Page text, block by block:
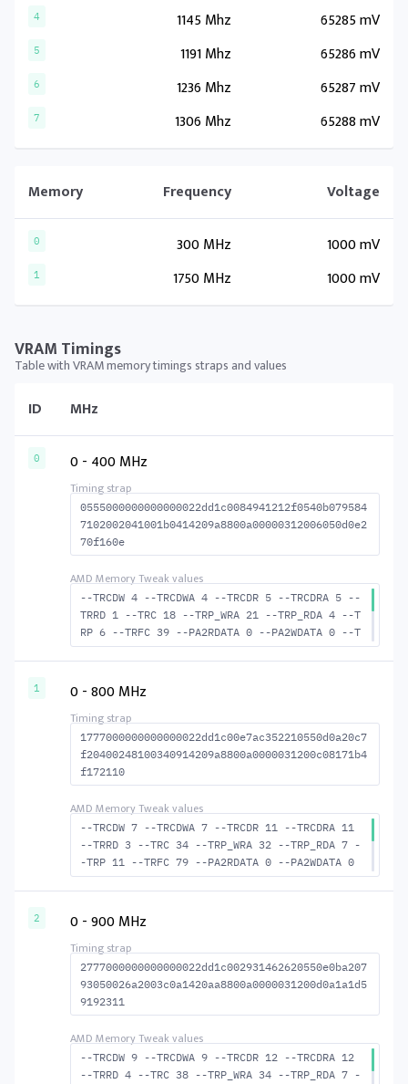
4 1145 Mhz 65285 mV
5 1191 Mhz 65286 mV
6 1236 Mhz 65287 mV
7 1306 Mhz 65288 mV
Memory Frequency Voltage
0 300 MHz 1000 mV
1 1750 MHz 1000 mV
VRAM Timings
Table with VRAM memory timings straps and values
ID MHz
0 0 - 400 MHz
0555000000000000022dd1c0084941212f0540b079584
7102002041001b0414209a8800a00000312006050d0e2
70f160e
--TRCDW 4 --TRCDWA 4 --TRCDR 5 --TRCDRA 5 --
TRRD 1 --TRC 18 --TRP_WRA 21 --TRP_RDA 4 --T
RP 6 --TRFC 39 --PA2RDATA 0 --PA2WDATA 0 --T
FAW 0 --TCRCRL 1 --TCRCWL 1 --TFAW32 2 --ACT
--RAS2RAS 39 --RP 15 --WRPLUSRP 22 --BUS_TUR
1 0 - 800 MHz
1777000000000000022dd1c00e7ac352210550d0a20c7
f20400248100340914209a8800a0000031200c08171b4
f172110
--TRCDW 7 --TRCDWA 7 --TRCDR 11 --TRCDRA 11
--TRRD 3 --TRC 34 --TRP_WRA 32 --TRP_RDA 7 -
-TRP 11 --TRFC 79 --PA2RDATA 0 --PA2WDATA 0
--TFAW 4 --TCRCRL 1 --TCRCWL 1 --TFAW32 4 --
R 27 --RAS2RAS 79 --RP 23 --WRPLUSRP 33 --BU
2 0 - 900 MHz
2777000000000000022dd1c002931462620550e0ba207
93050026a2003c0a1420aa8800a0000031200d0a1a1d5
9192311
--TRCDW 9 --TRCDWA 9 --TRCDR 12 --TRCDRA 12
--TRRD 4 --TRC 38 --TRP_WRA 34 --TRP_RDA 7 -